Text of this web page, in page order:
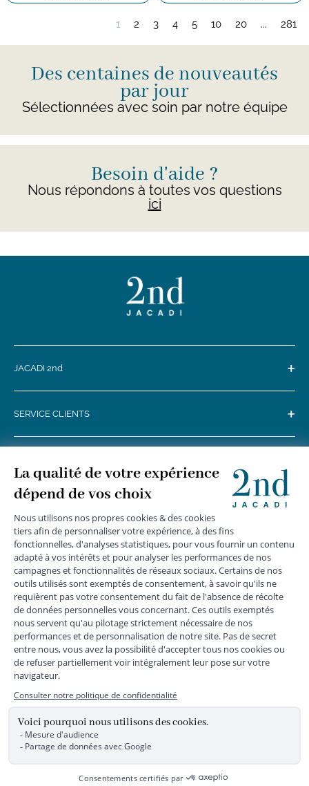
1 2 3 4 5 10 20 ... 281
Des centaines de nouveautés
par jour
Sélectionnées avec soin par notre équipe
Besoin d'aide ?
Nous répondons à toutes vos questions
ici
JACADI 2nd +
SERVICE CLIENTS +
MENTIONS LÉGALES
DONNÉES PERSONNELLES
*Livraison express gratuite en point relais dès 59 € et à domicile dès 150
€ vers la France Métropolitaine
Les données collectées par la société JACADI, responsable
du traitement, sont nécessaires à l'envoi de newsletters, à la
création de compte, pour le traitement, le suivi et la livraison
de votre commande, ainsi que pour le suivi de votre
adhésion au programme fidélité. Conformément au
Règlement Européen 2016/679 du 27 avril 2016 sur la
protection des données personnelles, vous bénéficiez d'un
rectification, d'opposition, d'effacement, de portabilité ou de
limitation aux traitements de données vous concernant.
Vous pouvez exercer vos droits en écrivant à JACADI –
Service Clients – 2/10 Rue Chaptal, 92300 LEVALLOIS-
Pour plus d'informations, vous pouvez consulter notre